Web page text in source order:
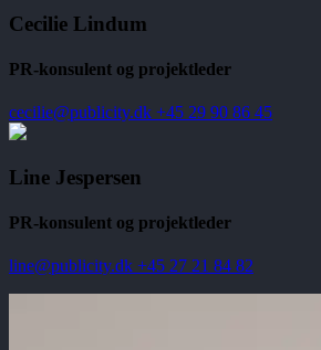
Cecilie Lindum
PR-konsulent og projektleder
cecilie@publicity.dk +45 29 90 86 45
Line Jespersen
PR-konsulent og projektleder
line@publicity.dk +45 27 21 84 82